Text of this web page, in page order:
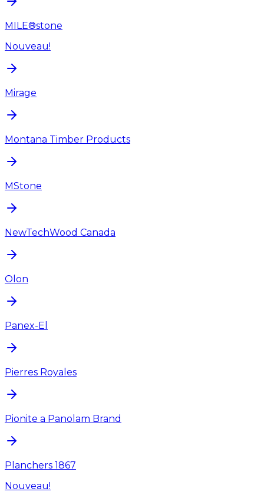
MILE®stone
Nouveau!
Mirage
Montana Timber Products
MStone
NewTechWood Canada
Olon
Panex-El
Pierres Royales
Pionite a Panolam Brand
Planchers 1867
Nouveau!